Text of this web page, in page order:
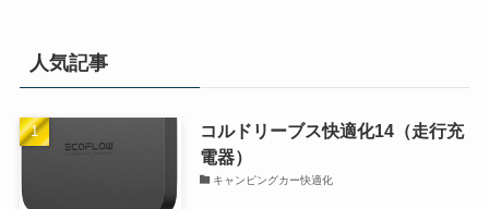
人気記事
コルドリーブス快適化14（走行充
電器）
キャンピングカー快適化